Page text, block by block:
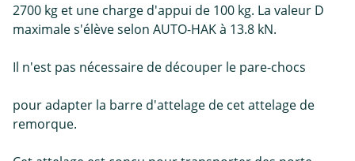
2700 kg et une charge d'appui de 100 kg. La valeur D
maximale s'élève selon AUTO-HAK à 13.8 kN.
Il n'est pas nécessaire de découper le pare-chocs
pour adapter la barre d'attelage de cet attelage de
remorque.